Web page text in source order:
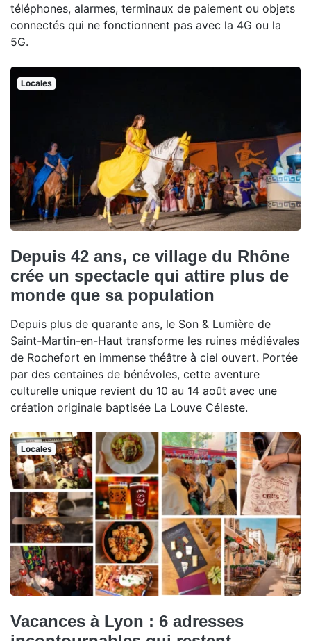
téléphones, alarmes, terminaux de paiement ou objets
connectés qui ne fonctionnent pas avec la 4G ou la
5G.
Locales
Depuis 42 ans, ce village du Rhône
crée un spectacle qui attire plus de
monde que sa population
Depuis plus de quarante ans, le Son & Lumière de
Saint-Martin-en-Haut transforme les ruines médiévales
de Rochefort en immense théâtre à ciel ouvert. Portée
par des centaines de bénévoles, cette aventure
culturelle unique revient du 10 au 14 août avec une
création originale baptisée La Louve Céleste.
Locales
Vacances à Lyon : 6 adresses